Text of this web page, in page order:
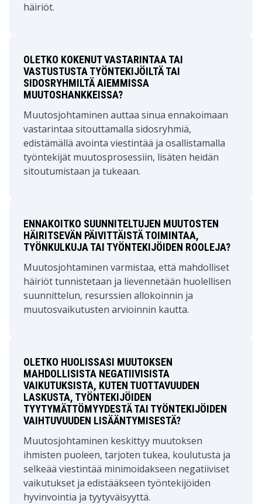
häiriöt.
OLETKO KOKENUT VASTARINTAA TAI
VASTUSTUSTA TYÖNTEKIJÖILTÄ TAI
SIDOSRYHMILTÄ AIEMMISSA
MUUTOSHANKKEISSA?
Muutosjohtaminen auttaa sinua ennakoimaan
vastarintaa sitouttamalla sidosryhmiä,
edistämällä avointa viestintää ja osallistamalla
työntekijät muutosprosessiin, lisäten heidän
sitoutumistaan ja tukeaan.
ENNAKOITKO SUUNNITELTUJEN MUUTOSTEN
HÄIRITSEVÄN PÄIVITTÄISTÄ TOIMINTAA,
TYÖNKULKUJA TAI TYÖNTEKIJÖIDEN ROOLEJA?
Muutosjohtaminen varmistaa, että mahdolliset
häiriöt tunnistetaan ja lievennetään huolellisen
suunnittelun, resurssien allokoinnin ja
muutosvaikutusten arvioinnin kautta.
OLETKO HUOLISSASI MUUTOKSEN
MAHDOLLISISTA NEGATIIVISISTA
VAIKUTUKSISTA, KUTEN TUOTTAVUUDEN
LASKUSTA, TYÖNTEKIJÖIDEN
TYYTYMÄTTÖMYYDESTÄ TAI TYÖNTEKIJÖIDEN
VAIHTUVUUDEN LISÄÄNTYMISESTÄ?
Muutosjohtaminen keskittyy muutoksen
ihmisten puoleen, tarjoten tukea, koulutusta ja
selkeää viestintää minimoidakseen negatiiviset
vaikutukset ja edistääkseen työntekijöiden
hyvinvointia ja tyytyväisyyttä.